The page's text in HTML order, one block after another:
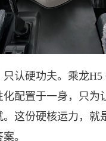
只认硬功夫。乘龙H5
配置于一身，只为
。这份硬核运力，就
。